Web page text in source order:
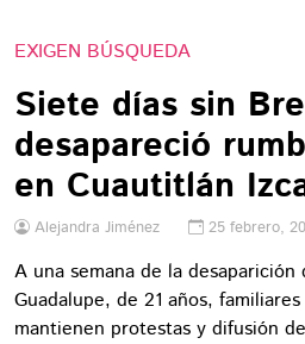
EXIGEN BÚSQUEDA
Siete días sin
desapareció
en Cuautitlán
Alejandra Jiménez 25 febrero,
A una semana de la
Guadalupe, de 21 años,
mantienen protestas y difusión